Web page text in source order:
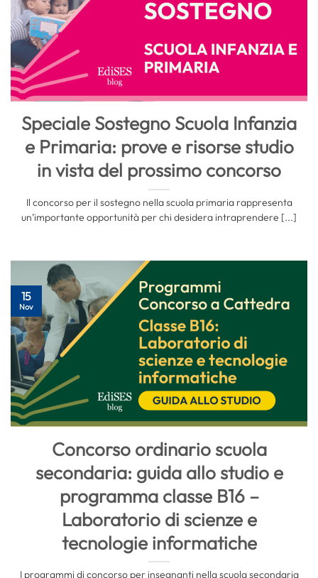
Speciale Sostegno Scuola Infanzia
e Primaria: prove e risorse studio
in vista del prossimo concorso
Il concorso per il sostegno nella scuola primaria rappresenta
un’importante opportunità per chi desidera intraprendere [...]
Concorso ordinario scuola
secondaria: guida allo studio e
programma classe B16 –
Laboratorio di scienze e
tecnologie informatiche
I programmi di concorso per insegnanti nella scuola secondaria
15
Nov